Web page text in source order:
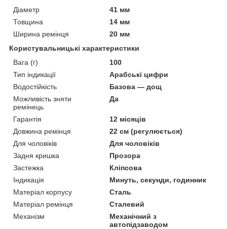
Діаметр
41 мм
Товщина
14 мм
Ширина ремінця
20 мм
Користувальницькі характеристики
Вага (г)
100
Тип індикації
Арабські цифри
Водостійкість
Базова — дощ
Можливість зняти
ремінець
Да
Гарантія
12 місяців
Довжина ремінця
22 см (регулюється)
Для чоловіків
Для чоловіків
Задня кришка
Прозора
Застежка
Кліпсова
Індикація
Минуть, секунди, годинник
Матеріал корпусу
Сталь
Матеріал ремінця
Сталевий
Механізм
Механічний з
автопідзаводом